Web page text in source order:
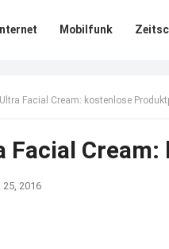
Internet Mobilfunk
Ultra Facial Cream: kostenlose
Facial
25, 2016